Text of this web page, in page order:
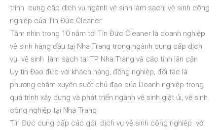
trình cung cấp dịch vụ ngành vệ sinh làm sạch, vệ sinh công
nghiệp của Tín Đức Cleaner.
Tầm nhìn trong 10 năm tới Tín Đức Cleaner là doanh nghiệp
vệ sinh hàng đầu tại Nha Trang trong ngành cung cấp dịch
vụ vệ sinh làm sạch tại TP Nha Trang và các tỉnh lân cận
Uy tín Đạo đức với khách hàng, đồng nghiệp, đối tác là
phương châm xuyên suốt chủ đạo của Doanh nghiệp trong
quá trình xây dựng và phát triển ngành vệ sinh giặt ủi, vệ sinh
công nghiệp tại Nha Trang
Tín Đức cung cấp các gói dịch vụ vệ sinh công nghiệp với